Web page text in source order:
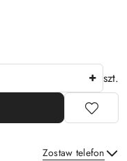
szt.
Zostaw telefon